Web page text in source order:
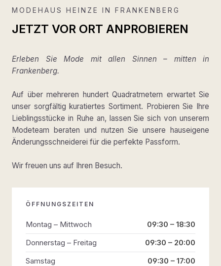
MODEHAUS HEINZE IN FRANKENBERG
JETZT VOR ORT ANPROBIEREN
Erleben Sie Mode mit allen Sinnen – mitten in
Frankenberg.
Auf über mehreren hundert Quadratmetern erwartet Sie
unser sorgfältig kuratiertes Sortiment. Probieren Sie Ihre
Lieblingsstücke in Ruhe an, lassen Sie sich von unserem
Modeteam beraten und nutzen Sie unsere hauseigene
Änderungsschneiderei für die perfekte Passform.
Wir freuen uns auf Ihren Besuch.
ÖFFNUNGSZEITEN
Montag – Mittwoch
09:30 – 18:30
Donnerstag – Freitag
09:30 – 20:00
Samstag
09:30 – 17:00